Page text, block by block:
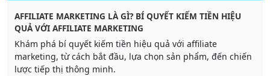
AFFILIATE MARKETING LÀ GÌ? BÍ QUYẾT KIẾM TIỀN HIỆU
QUẢ VỚI AFFILIATE MARKETING
Khám phá bí quyết kiếm tiền hiệu quả với affiliate
marketing, từ cách bắt đầu, lựa chọn sản phẩm, đến chiến
lược tiếp thị thông minh.